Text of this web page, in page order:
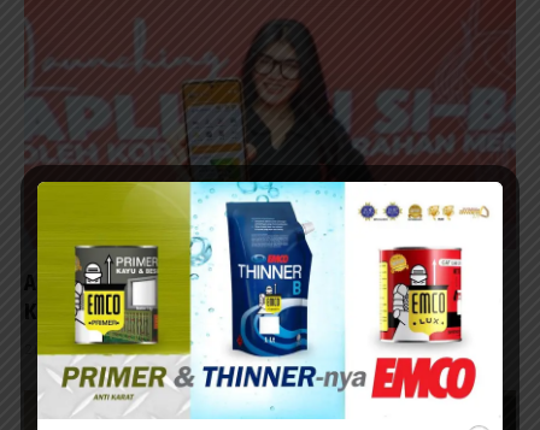
Aplikasi Si-Boyo Perkuat Digitalisasi UMKM dan
Koperasi
21/12/2025 - 15:17